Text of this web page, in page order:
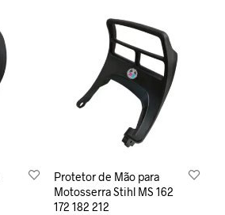
Protetor de Mão para
Motosserra Stihl MS 162
172 182 212